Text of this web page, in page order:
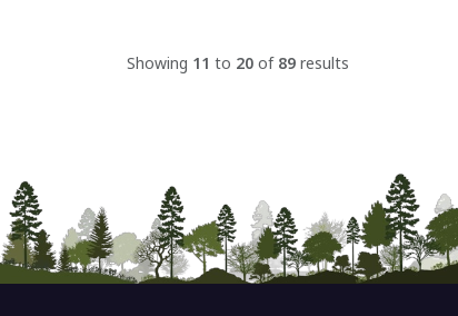
Showing 11 to 20 of 89 results